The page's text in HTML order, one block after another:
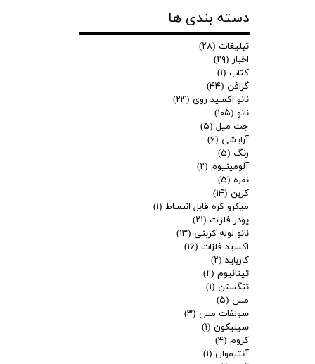
دسته بندی ها
تبلیغات (۲۸)
اخبار (۲۹)
کتاب (۱)
گرافن (۴۴)
نانو اکسید روی (۲۴)
نانو (۱۰۵)
جت میل (۵)
آرایشی (۶)
رنگ (۵)
آلومینیوم (۲)
نقره (۵)
کربن (۱۴)
میکرو کره قابل انبساط (۱)
پودر فلزات (۲۱)
نانو لوله کربنی (۱۳)
اکسید فلزات (۱۶)
کارباید (۲)
تیتانیوم (۲)
تنگستن (۱)
مس (۵)
سولفات مس (۳)
سیلیکون (۱)
کروم (۴)
آنتیموان (۱)